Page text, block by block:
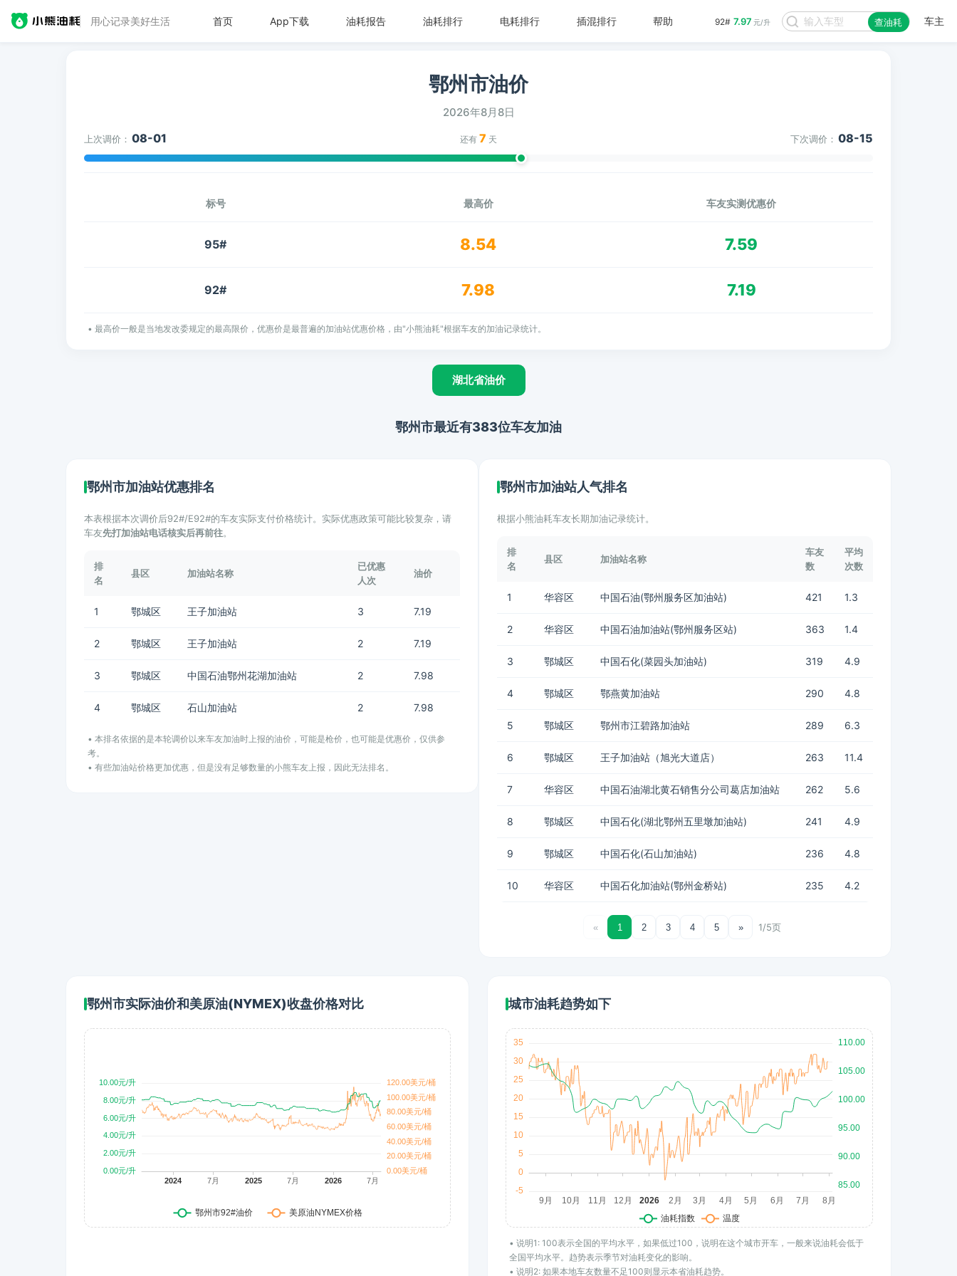
用心记录美好生活 92# 7.97 元/升 查油耗 车主
首页 App下载 油耗报告 油耗排行 电耗排行 插混排行 帮助
鄂州市油价
2026年8月8日
上次调价： 08-01 还有 7 天 下次调价： 08-15
标号 最高价 车友实测优惠价
95# 8.54 7.59
92# 7.98 7.19
• 最高价一般是当地发改委规定的最高限价，优惠价是最普遍的加油站优惠价格，由"小熊油耗"根据车友的加油记录统计。
湖北省油价
鄂州市最近有383位车友加油
鄂州市加油站优惠排名
本表根据本次调价后92#/E92#的车友实际支付价格统计。实际优惠政策可能比较复杂，请
车友先打加油站电话核实后再前往。
排
名
县区 加油站名称
已优惠
人次
油价
1 鄂城区 王子加油站 3 7.19
2 鄂城区 王子加油站 2 7.19
3 鄂城区 中国石油鄂州花湖加油站 2 7.98
4 鄂城区 石山加油站 2 7.98
• 本排名依据的是本轮调价以来车友加油时上报的油价，可能是枪价，也可能是优惠价，仅供参
考。
• 有些加油站价格更加优惠，但是没有足够数量的小熊车友上报，因此无法排名。
鄂州市加油站人气排名
根据小熊油耗车友长期加油记录统计。
排
名
县区 加油站名称
车友
数
平均
次数
1 华容区 中国石油(鄂州服务区加油站) 421 1.3
2 华容区 中国石油加油站(鄂州服务区站) 363 1.4
3 鄂城区 中国石化(菜园头加油站) 319 4.9
4 鄂城区 鄂燕黄加油站 290 4.8
5 鄂城区 鄂州市江碧路加油站 289 6.3
6 鄂城区 王子加油站（旭光大道店） 263 11.4
7 华容区 中国石油湖北黄石销售分公司葛店加油站 262 5.6
8 鄂城区 中国石化(湖北鄂州五里墩加油站) 241 4.9
9 鄂城区 中国石化(石山加油站) 236 4.8
10 华容区 中国石化加油站(鄂州金桥站) 235 4.2
« 1 2 3 4 5 » 1/5页
鄂州市实际油价和美原油(NYMEX)收盘价格对比 城市油耗趋势如下
• 说明1: 100表示全国的平均水平，如果低过100，说明在这个城市开车，一般来说油耗会低于
全国平均水平。趋势表示季节对油耗变化的影响。
• 说明2: 如果本地车友数量不足100则显示本省油耗趋势。